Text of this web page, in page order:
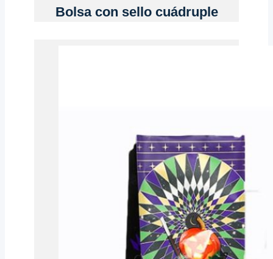
Bolsa con sello cuádruple